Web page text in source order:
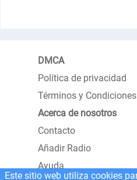
DMCA
Política de privacidad
Términos y Condiciones
Acerca de nosotros
Contacto
Añadir Radio
Ayuda